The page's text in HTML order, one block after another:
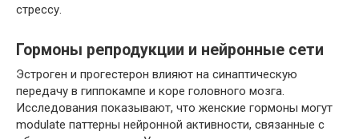
стрессу.
Гормоны репродукции и нейронные сети
Эстроген и прогестерон влияют на синаптическую
передачу в гиппокампе и коре головного мозга.
Исследования показывают, что женские гормоны могут
modulate паттерны нейронной активности, связанные с